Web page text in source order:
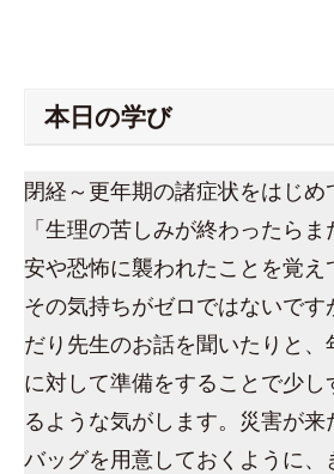
本日の学び
閉経～更年期の諸症状をはじめ
「生理の苦しみが終わったら
安や恐怖に襲われたことを覚え
その気持ちがゼロではないで
だり先生のお話を聞いたりと、
に対して準備をすることで少
るような気がします。災害が
バッグを用意しておくように、